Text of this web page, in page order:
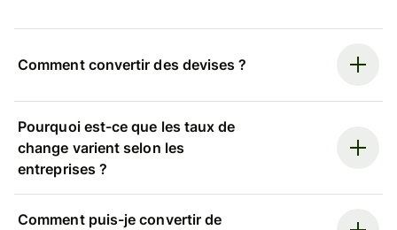
Comment convertir des devises ?
Pourquoi est-ce que les taux de
change varient selon les
entreprises ?
Comment puis-je convertir de